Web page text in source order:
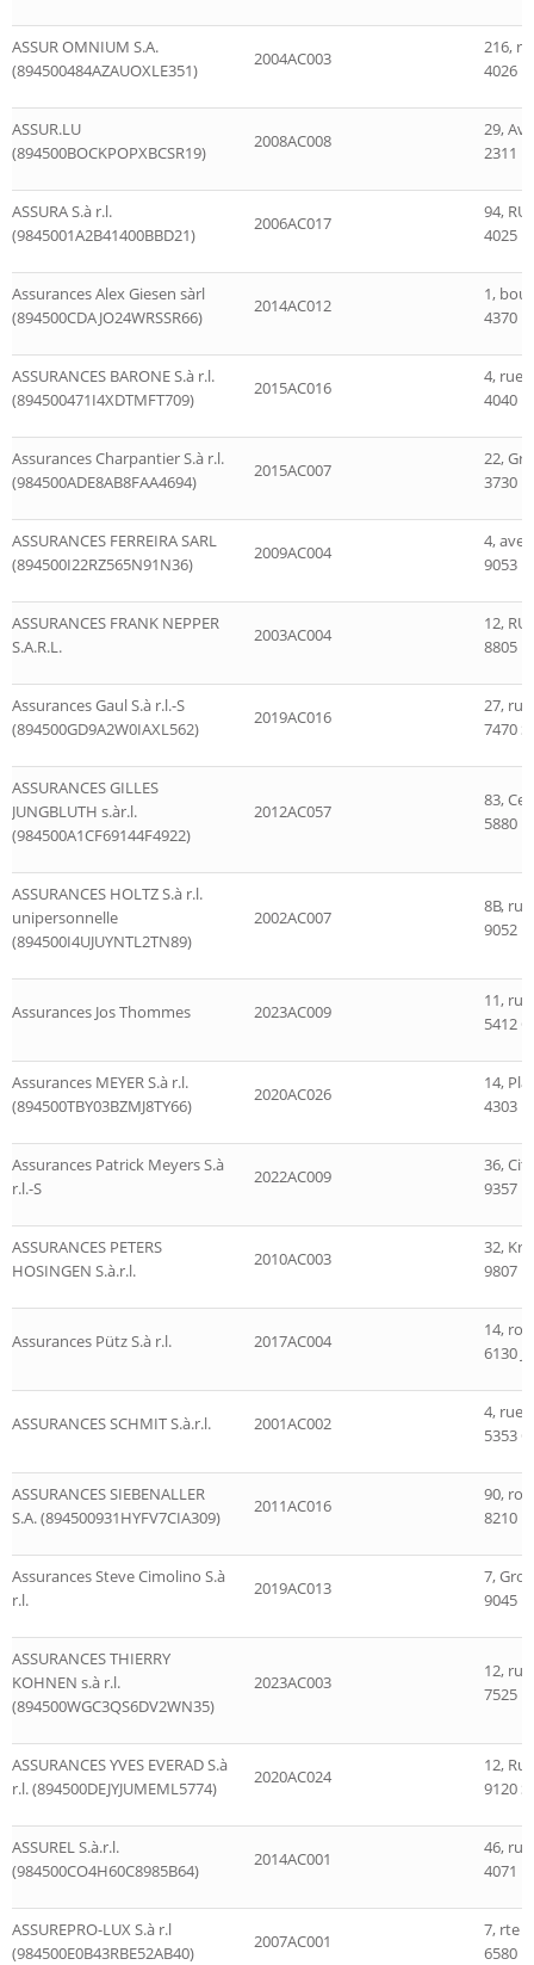
ASSUR OMNIUM S.A.
(894500484AZAUOXLE351)
2004AC003
216,
4026
ASSUR.LU
(894500BOCKPOPXBCSR19)
2008AC008
29,
2311
ASSURA S.à r.l.
(9845001A2B41400BBD21)
2006AC017
94,
4025
Assurances Alex Giesen sàrl
(894500CDAJO24WRSSR66)
2014AC012
1,
4370
ASSURANCES BARONE S.à r.l.
(894500471I4XDTMFT709)
2015AC016
4, rue
4040
Assurances Charpantier S.à r.l.
(984500ADE8AB8FAA4694)
2015AC007
22,
3730
ASSURANCES FERREIRA SARL
(894500I22RZ565N91N36)
2009AC004
4,
9053
ASSURANCES FRANK NEPPER
S.A.R.L.
2003AC004
12,
8805
Assurances Gaul S.à r.l.-S
(894500GD9A2W0IAXL562)
2019AC016
27,
7470
ASSURANCES GILLES
JUNGBLUTH s.àr.l.
(984500A1CF69144F4922)
2012AC057
83,
5880
ASSURANCES HOLTZ S.à r.l.
unipersonnelle
(894500I4UJUYNTL2TN89)
2002AC007
8B,
9052
Assurances Jos Thommes 2023AC009
11,
5412
Assurances MEYER S.à r.l.
(894500TBY03BZMJ8TY66)
2020AC026
14,
4303
Assurances Patrick Meyers S.à
r.l.-S
2022AC009
36,
9357
ASSURANCES PETERS
HOSINGEN S.à.r.l.
2010AC003
32,
9807
Assurances Pütz S.à r.l. 2017AC004
14,
6130
ASSURANCES SCHMIT S.à.r.l. 2001AC002
4, rue
5353
ASSURANCES SIEBENALLER
S.A. (894500931HYFV7CIA309)
2011AC016
90,
8210
Assurances Steve Cimolino S.à
r.l.
2019AC013
7,
9045
ASSURANCES THIERRY
KOHNEN s.à r.l.
(894500WGC3QS6DV2WN35)
2023AC003
12,
7525
ASSURANCES YVES EVERAD S.à
r.l. (894500DEJYJUMEML5774)
2020AC024
12,
9120
ASSUREL S.à.r.l.
(984500CO4H60C8985B64)
2014AC001
46,
4071
ASSUREPRO-LUX S.à r.l
(984500E0B43RBE52AB40)
2007AC001
7, rte
6580